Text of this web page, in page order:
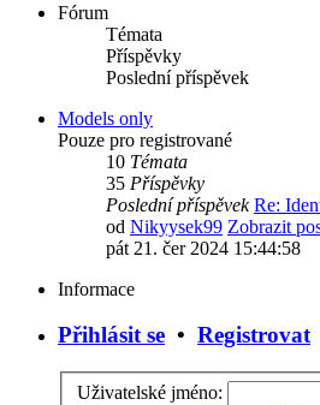
Fórum
Témata
Příspěvky
Poslední příspěvek
Models only
Pouze pro registrované
10 Témata
35 Příspěvky
Poslední příspěvek Re:
od Nikyysek99 Zobrazit
pát 21. čer 2024 15:44:58
Informace
Přihlásit se • Registrovat
Uživatelské jméno: